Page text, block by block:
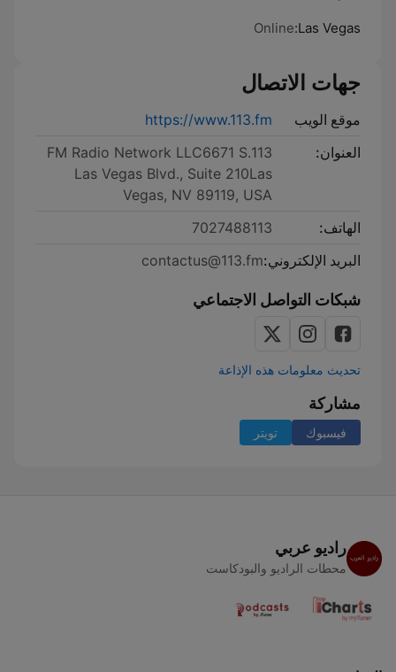
Las Vegas:
Online
جهات الاتصال
موقع الويب
https://www.113.fm
العنوان:
113.FM Radio Network LLC6671 S
Las Vegas Blvd., Suite 210Las
Vegas, NV 89119, USA
الهاتف:
7027488113
البريد الإلكتروني:contactus@113.fm
شبكات التواصل الاجتماعي
تحديث معلومات هذه الإذاعة
مشاركة
فيسبوك تويتر
راديو عربي
محطات الراديو والبودكاست